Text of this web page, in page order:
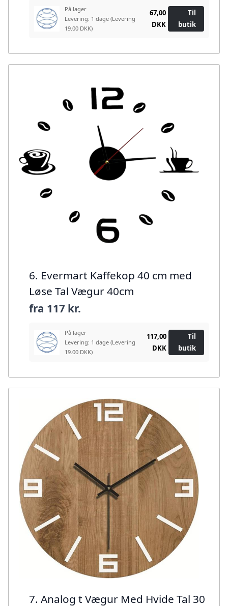
På lager
Levering: 1 dage (Levering
19.00 DKK)
67,00
DKK
Til
butik
6. Evermart Kaffekop 40 cm med
Løse Tal Vægur 40cm
fra 117 kr.
På lager
Levering: 1 dage (Levering
19.00 DKK)
117,00
DKK
Til
butik
7. Analog t Vægur Med Hvide Tal 30